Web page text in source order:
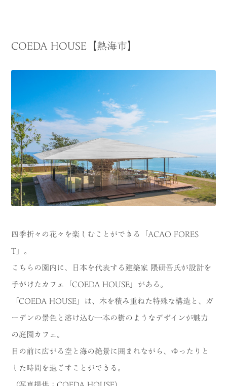
COEDA HOUSE【熱海市】
四季折々の花々を楽しむことができる「ACAO FORES
T」。
こちらの園内に、日本を代表する建築家 隈研吾氏が設計を
手がけたカフェ「COEDA HOUSE」がある。
「COEDA HOUSE」は、木を積み重ねた特殊な構造と、ガ
ーデンの景色と溶け込む一本の樹のようなデザインが魅力
の庭園カフェ。
目の前に広がる空と海の絶景に囲まれながら、ゆったりと
した時間を過ごすことができる。
（写真提供：COEDA HOUSE）